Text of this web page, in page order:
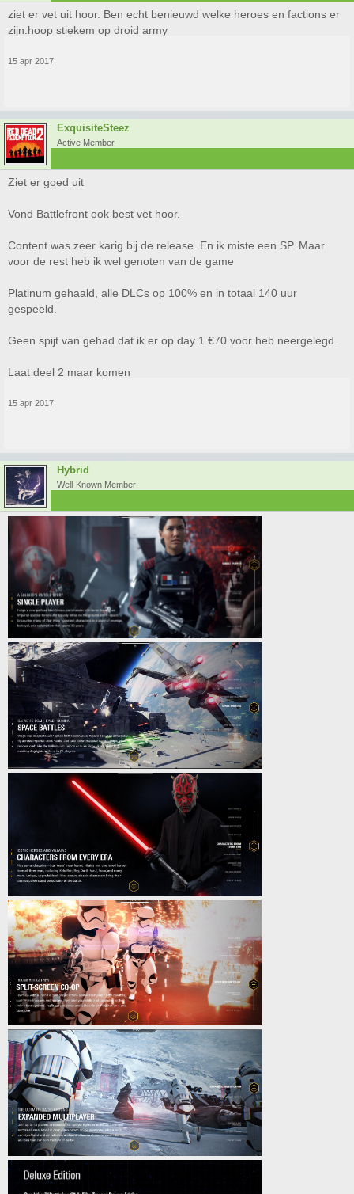
ziet er vet uit hoor. Ben echt benieuwd welke heroes en factions er
zijn.hoop stiekem op droid army
15 apr 2017
ExquisiteSteez
Active Member
Ziet er goed uit
Vond Battlefront ook best vet hoor.
Content was zeer karig bij de release. En ik miste een SP. Maar
voor de rest heb ik wel genoten van de game
Platinum gehaald, alle DLCs op 100% en in totaal 140 uur
gespeeld.
Geen spijt van gehad dat ik er op day 1 €70 voor heb neergelegd.
Laat deel 2 maar komen
15 apr 2017
Hybrid
Well-Known Member